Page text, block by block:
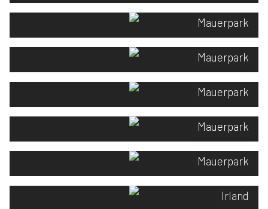
Mauerpark
Mauerpark
Mauerpark
Mauerpark
Mauerpark
Irland